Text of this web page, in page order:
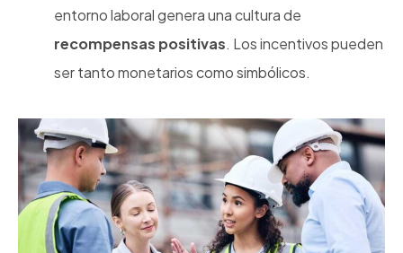
entorno laboral genera una cultura de
recompensas positivas. Los incentivos pueden
ser tanto monetarios como simbólicos.